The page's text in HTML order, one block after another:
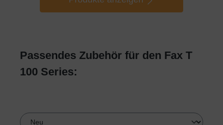
Passendes Zubehör für den Fax T
100 Series: